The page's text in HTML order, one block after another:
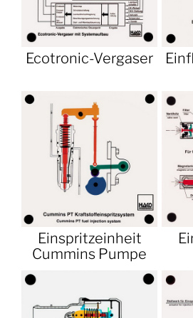
Ecotronic-Vergaser
Einspritzeinheit
Cummins Pumpe